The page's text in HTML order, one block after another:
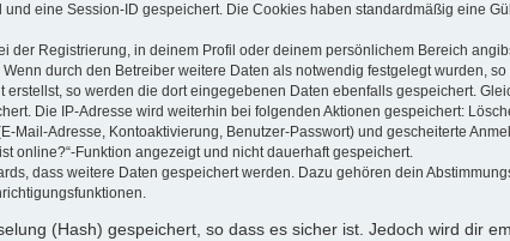
eine Session-ID gespeichert. Die Cookies haben standardmäßig eine
der Registrierung, in deinem Profil oder deinem persönlichem Bereich
durch den Betreiber weitere Daten als notwendig festgelegt wurden,
so werden die dort eingegebenen Daten ebenfalls gespeichert.
Die IP-Adresse wird weiterhin bei folgenden Aktionen gespeichert:
Mail-Adresse, Kontoaktivierung, Benutzer-Passwort) und gescheiterte
online?“-Funktion angezeigt und nicht dauerhaft gespeichert.
dass weitere Daten gespeichert werden. Dazu gehören dein
(Hash) gespeichert, so dass es sicher ist. Jedoch wird dir